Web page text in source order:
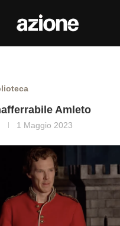
Amleto
1 Maggio 2023